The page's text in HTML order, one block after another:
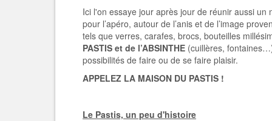
Ici l'on essaye jour après jour de réunir aussi un
pour l’apéro, autour de l’anis et de l’image
tels que verres, carafes, brocs, bouteilles
PASTIS et de l’ABSINTHE (cuillères,
possibilités de faire ou de se faire plaisir.
APPELEZ LA MAISON DU PASTIS !
Le Pastis, un peu d'histoire